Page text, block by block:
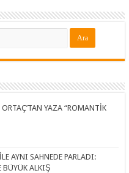
ORTAÇ’TAN YAZA “ROMANTİK
AYNI SAHNEDE PARLADI:
BÜYÜK ALKIŞ